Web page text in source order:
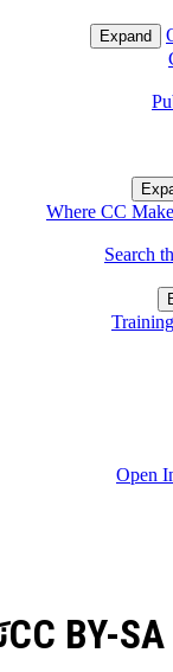
Expand
Where CC
Search
Open
CC BY-